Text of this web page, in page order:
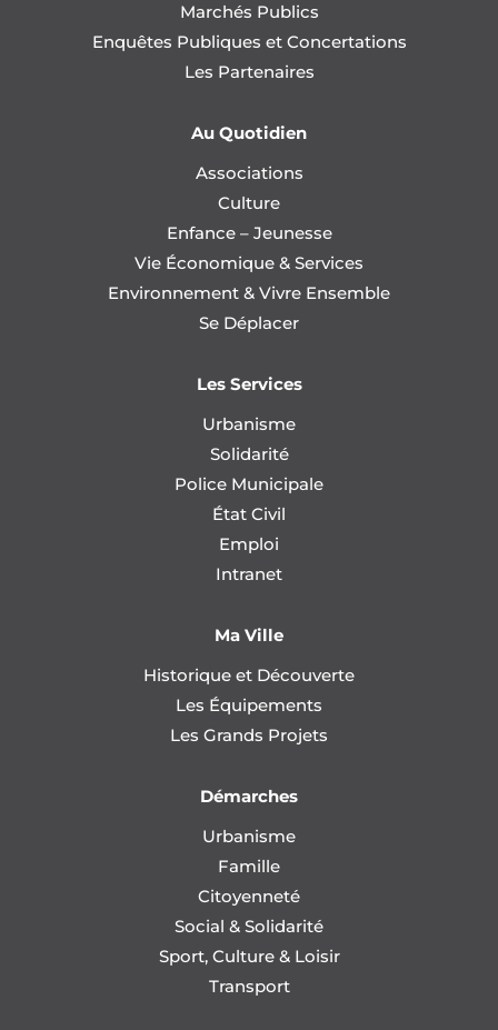
Marchés Publics
Enquêtes Publiques et Concertations
Les Partenaires
Au Quotidien
Associations
Culture
Enfance – Jeunesse
Vie Économique & Services
Environnement & Vivre Ensemble
Se Déplacer
Les Services
Urbanisme
Solidarité
Police Municipale
État Civil
Emploi
Intranet
Ma Ville
Historique et Découverte
Les Équipements
Les Grands Projets
Démarches
Urbanisme
Famille
Citoyenneté
Social & Solidarité
Sport, Culture & Loisir
Transport